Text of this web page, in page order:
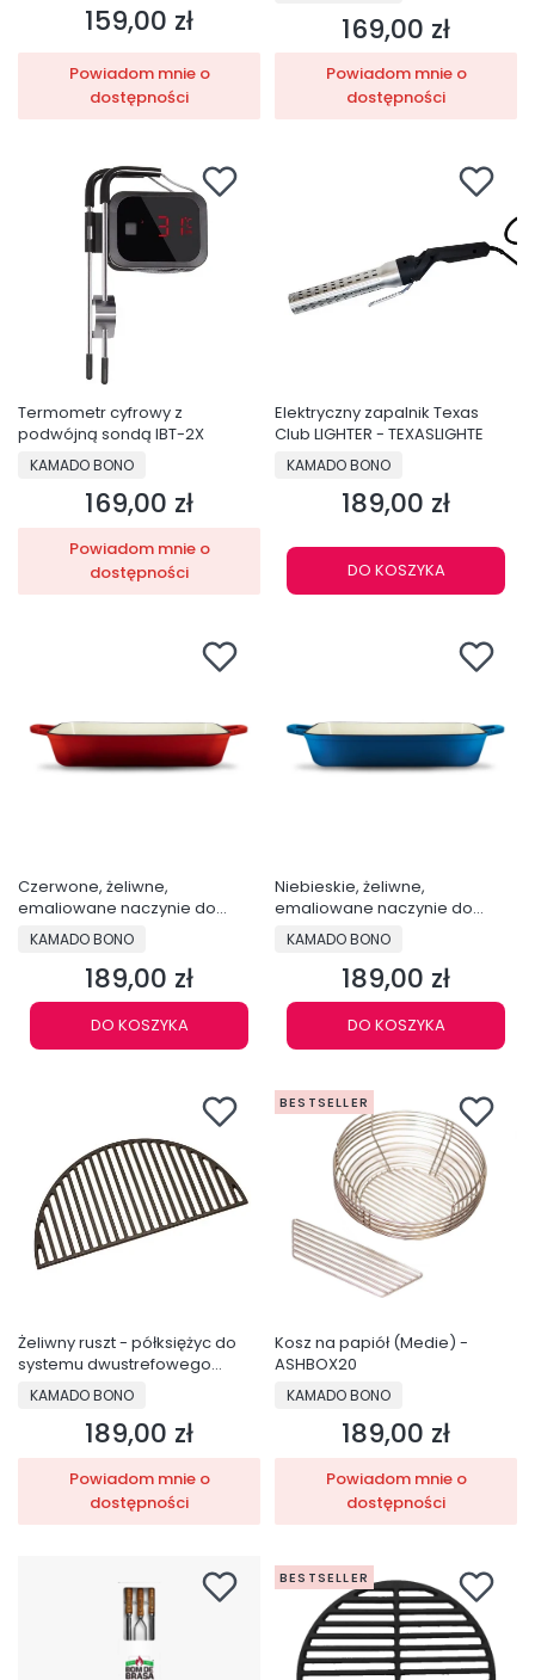
Cena
159,00 zł
Powiadom mnie o
dostępności
Cena
169,00 zł
Powiadom mnie o
dostępności
Termometr cyfrowy z
podwójną sondą IBT-2X
PRODUCENT
KAMADO BONO
Cena
169,00 zł
Powiadom mnie o
dostępności
Elektryczny zapalnik Texas
Club LIGHTER - TEXASLIGHTE
PRODUCENT
KAMADO BONO
Cena
189,00 zł
DO KOSZYKA
Czerwone, żeliwne,
emaliowane naczynie do
pieczenia 33cm - PAN33RED
PRODUCENT
KAMADO BONO
Cena
189,00 zł
DO KOSZYKA
Niebieskie, żeliwne,
emaliowane naczynie do
pieczenia 33cm - PAN33BLUE
PRODUCENT
KAMADO BONO
Cena
189,00 zł
DO KOSZYKA
Żeliwny ruszt - półksiężyc do
systemu dwustrefowego
Limited - DC25GRID
PRODUCENT
KAMADO BONO
Cena
189,00 zł
Powiadom mnie o
dostępności
BESTSELLER
Kosz na papiół (Medie) -
ASHBOX20
PRODUCENT
KAMADO BONO
Cena
189,00 zł
Powiadom mnie o
dostępności
BESTSELLER